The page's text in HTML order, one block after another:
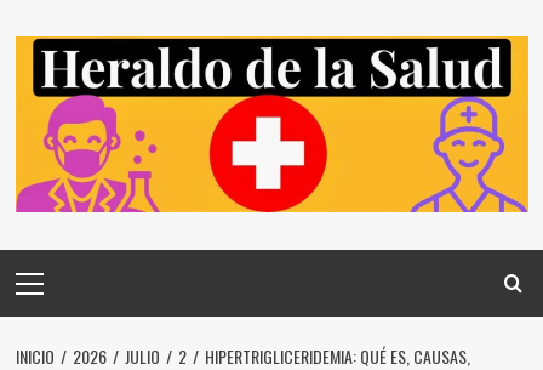
contenido
principal
INICIO 2026 JULIO 2
HIPERTRIGLICERIDEMIA: QUÉ ES, CAUSAS,